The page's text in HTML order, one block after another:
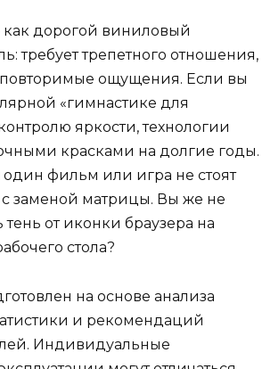
как дорогой виниловый
требует трепетного отношения,
ощущения. Если вы
«гимнастике для
яркости, технологии
красками на долгие годы.
фильм или игра не стоят
заменой матрицы. Вы же не
тень от иконки браузера на
стола?
на основе анализа
и рекомендаций
Индивидуальные